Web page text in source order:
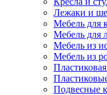
Лежаки и
Мебель для
Мебель для
Мебель из
Мебель из
Подвесные